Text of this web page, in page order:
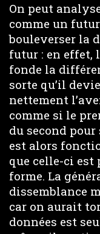
On peut
comme un
bouleverser la
futur : en effet,
fonde la
sorte qu’il
nettement
comme si le
du second pour
est alors
que celle-ci est
forme. La
dissemblance
car on aurait
données est